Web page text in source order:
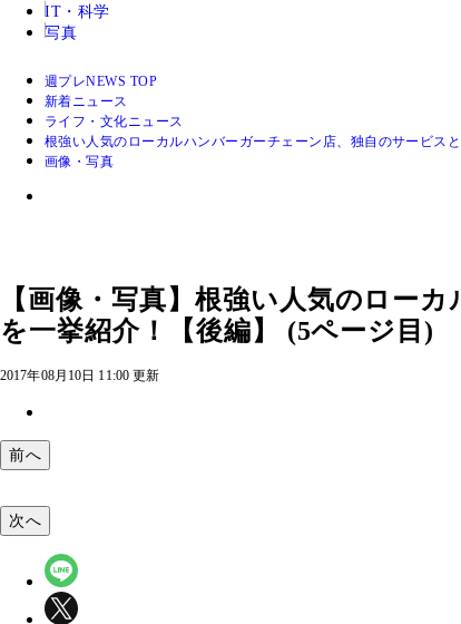
IT・科学
写真
週プレNEWS TOP
新着ニュース
ライフ・文化ニュース
根強い人気のローカルハンバーガーチェーン店、独自のサービス
画像・写真
【画像・写真】根強い人気のロー
を一挙紹介！【後編】 (5ページ目)
2017年08月10日 11:00 更新
前へ
次へ